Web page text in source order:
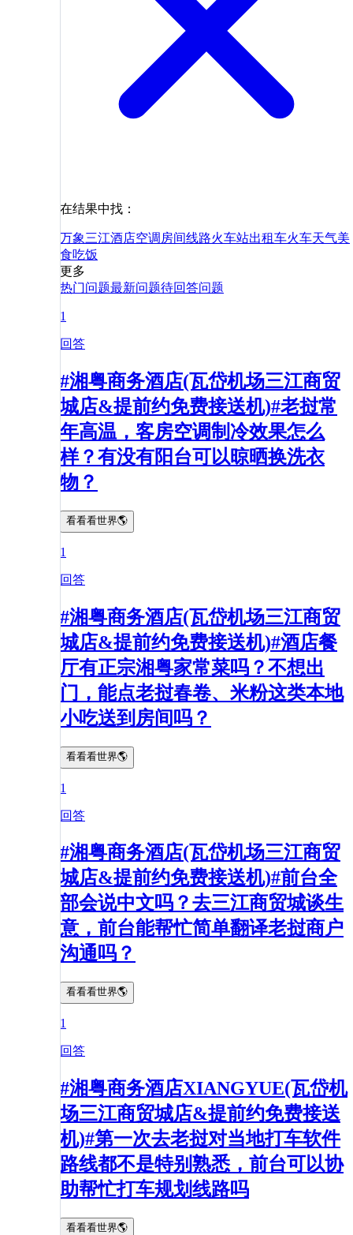
在结果中找：
万象三江酒店空调 房间线路火车站出租车火车天气美
食吃饭
更多
热门问题最新问题待回答问题
1
回答
#湘粤商务酒店(瓦岱机场三江商贸
城店&提前约免费接送机)#老挝常
年高温，客房空调制冷效果怎么
样？有没有阳台可以晾晒换洗衣
物？
看看看世界🌎
1
回答
#湘粤商务酒店(瓦岱机场三江商贸
城店&提前约免费接送机)#酒店餐
厅有正宗湘粤家常菜吗？不想出
门，能点老挝春卷、米粉这类本地
小吃送到房间吗？
看看看世界🌎
1
回答
#湘粤商务酒店(瓦岱机场三江商贸
城店&提前约免费接送机)#前台全
部会说中文吗？去三江商贸城谈生
意，前台能帮忙简单翻译老挝商户
沟通吗？
看看看世界🌎
1
回答
#湘粤商务酒店XIANGYUE(瓦岱机
场三江商贸城店&提前约免费接送
机)#第一次去老挝对当地打车软件
路线都不是特别熟悉，前台可以协
助帮忙打车规划线路吗
看看看世界🌎